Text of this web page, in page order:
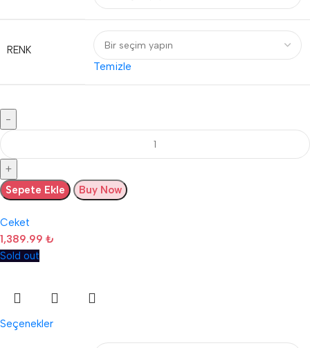
RENK
Temizle
Sepete Ekle Buy Now
Ceket
1,389.99 ₺
Sold out
Seçenekler